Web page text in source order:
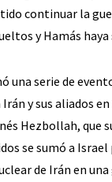
continuar la
y Hamás
una serie de
y sus aliados
Hezbollah, que
se sumó a
de Irán en una